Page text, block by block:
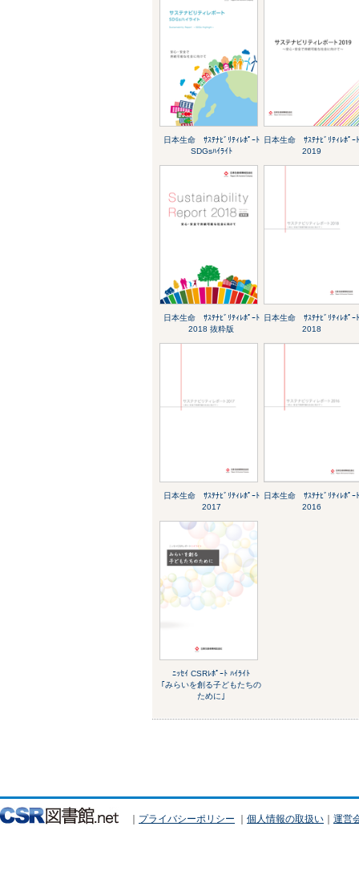
日本生命 ｻｽﾃﾅﾋﾞﾘﾃｨﾚﾎﾟｰﾄ
SDGsﾊｲﾗｲﾄ
日本生命 ｻｽﾃﾅﾋﾞﾘﾃｨﾚﾎﾟｰ
2019
日本生命 ｻｽﾃﾅﾋﾞﾘﾃｨﾚﾎﾟｰﾄ
2018 抜粋版
日本生命 ｻｽﾃﾅﾋﾞﾘﾃｨﾚﾎﾟｰ
2018
日本生命 ｻｽﾃﾅﾋﾞﾘﾃｨﾚﾎﾟｰﾄ
2017
日本生命 ｻｽﾃﾅﾋﾞﾘﾃｨﾚﾎﾟｰ
2016
ﾆｯｾｲ CSRﾚﾎﾟｰﾄ ﾊｲﾗｲﾄ
｢みらいを創る子どもたちの
ために｣
｜ プライバシーポリシー ｜ 個人情報の取扱い ｜ 運営